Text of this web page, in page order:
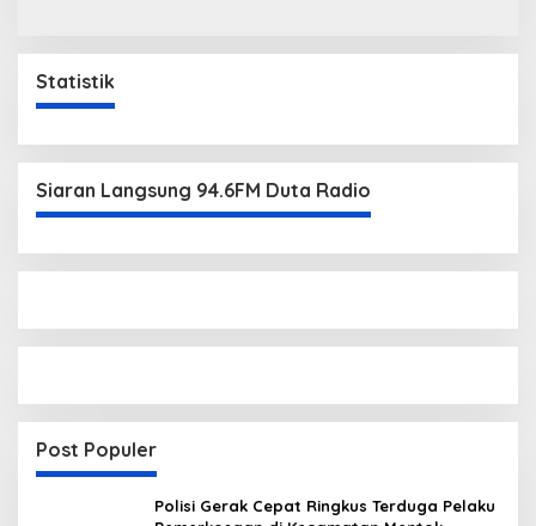
Statistik
Siaran Langsung 94.6FM Duta Radio
Post Populer
Polisi Gerak Cepat Ringkus Terduga Pelaku